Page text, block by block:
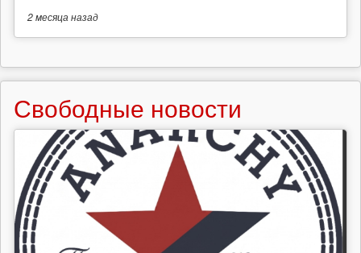
2 месяцаназад
Свободные новости